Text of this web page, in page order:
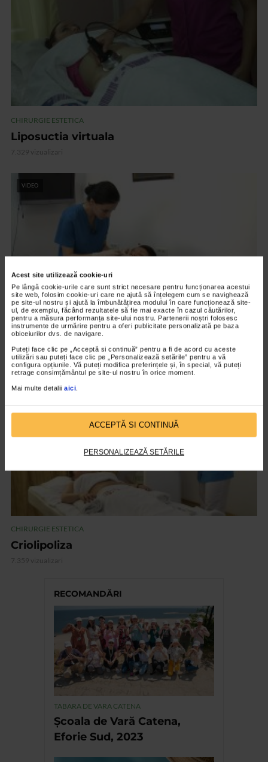
Acest site utilizează cookie-uri
Pe lângă cookie-urile care sunt strict necesare pentru funcționarea acestui
site web, folosim cookie-uri care ne ajută să înțelegem cum se navighează
pe site-ul nostru și ajută la îmbunătățirea modului în care funcționează site-
ul, de exemplu, făcând rezultatele să fie mai exacte în cazul căutărilor,
pentru a măsura performanța site-ului nostru. Partenerii noștri folosesc
instrumente de urmărire pentru a oferi publicitate personalizată pe baza
obiceiurilor dvs. de navigare.
Puteți face clic pe „Acceptă si continuă” pentru a fi de acord cu aceste
utilizări sau puteți face clic pe „Personalizează setările” pentru a vă
configura opțiunile. Vă puteți modifica preferințele și, în special, vă puteți
retrage consimțământul pe site-ul nostru în orice moment.
Mai multe detalii aici.
ACCEPTĂ SI CONTINUĂ
PERSONALIZEAZĂ SETĂRILE
CHIRURGIE ESTETICA
Liposuctia virtuala
7.329 vizualizari
VIDEO
CHIRURGIE ESTETICA
Terapia Dracula
7.295 vizualizari
VIDEO
CHIRURGIE ESTETICA
Criolipoliza
7.359 vizualizari
RECOMANDĂRI
TABARA DE VARA CATENA
Școala de Vară Catena,
Eforie Sud, 2023